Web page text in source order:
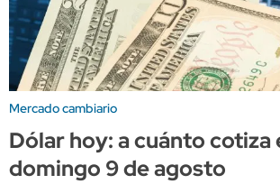
Mercado cambiario
Dólar hoy: a cuánto cotiza
domingo 9 de agosto